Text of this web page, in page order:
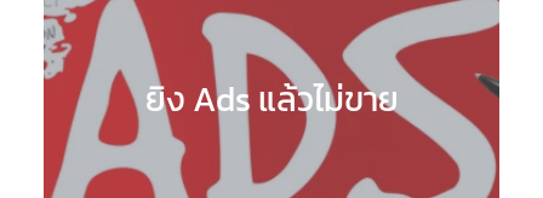
ยิง Ads แล้วไม่ขาย